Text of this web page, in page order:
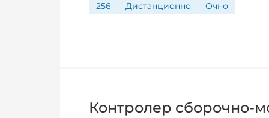
256 Дистанционно Очно
Контролер сборочно-